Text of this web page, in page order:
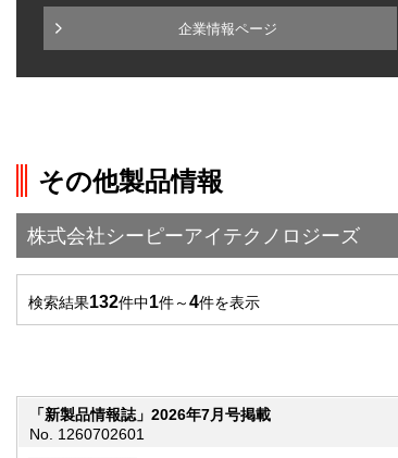
企業情報ページ
その他製品情報
株式会社シーピーアイテクノロジーズ
検索結果132件中1件～4件を表示
「新製品情報誌」2026年7月号掲載
No. 1260702601